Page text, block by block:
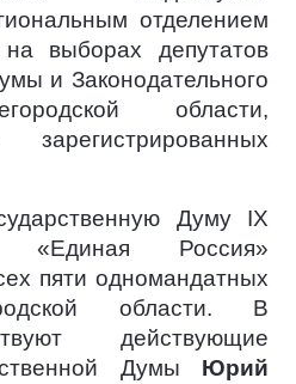
отделением
выборах депутатов
и Законодательного
области,
Думу IX
«Единая Россия»
пяти одномандатных
области. В
действующие
Думы Юрий